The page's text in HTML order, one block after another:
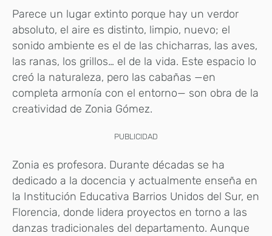
Parece un lugar extinto porque hay un verdor
absoluto, el aire es distinto, limpio, nuevo; el
sonido ambiente es el de las chicharras, las aves,
las ranas, los grillos… el de la vida. Este espacio lo
creó la naturaleza, pero las cabañas —en
completa armonía con el entorno— son obra de la
creatividad de Zonia Gómez.
PUBLICIDAD
Zonia es profesora. Durante décadas se ha
dedicado a la docencia y actualmente enseña en
la Institución Educativa Barrios Unidos del Sur, en
Florencia, donde lidera proyectos en torno a las
danzas tradicionales del departamento. Aunque